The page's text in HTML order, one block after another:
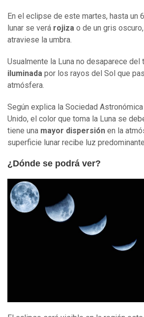
En el eclipse de este martes, hasta un
lunar se verá rojiza o de un gris
atraviese la umbra.
Usualmente la Luna no desaparece del
iluminada por los rayos del Sol que
atmósfera.
Según explica la Sociedad
Unido, el color que toma la Luna se
tiene una mayor dispersión en la
superficie lunar recibe luz
¿Dónde se podrá ver?